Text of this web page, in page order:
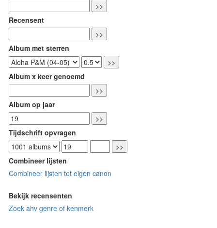
Recensent
Album met sterren
Album x keer genoemd
Album op jaar
Tijdschrift opvragen
Combineer lijsten
Combineer lijsten tot eigen canon
Bekijk recensenten
Zoek ahv genre of kenmerk